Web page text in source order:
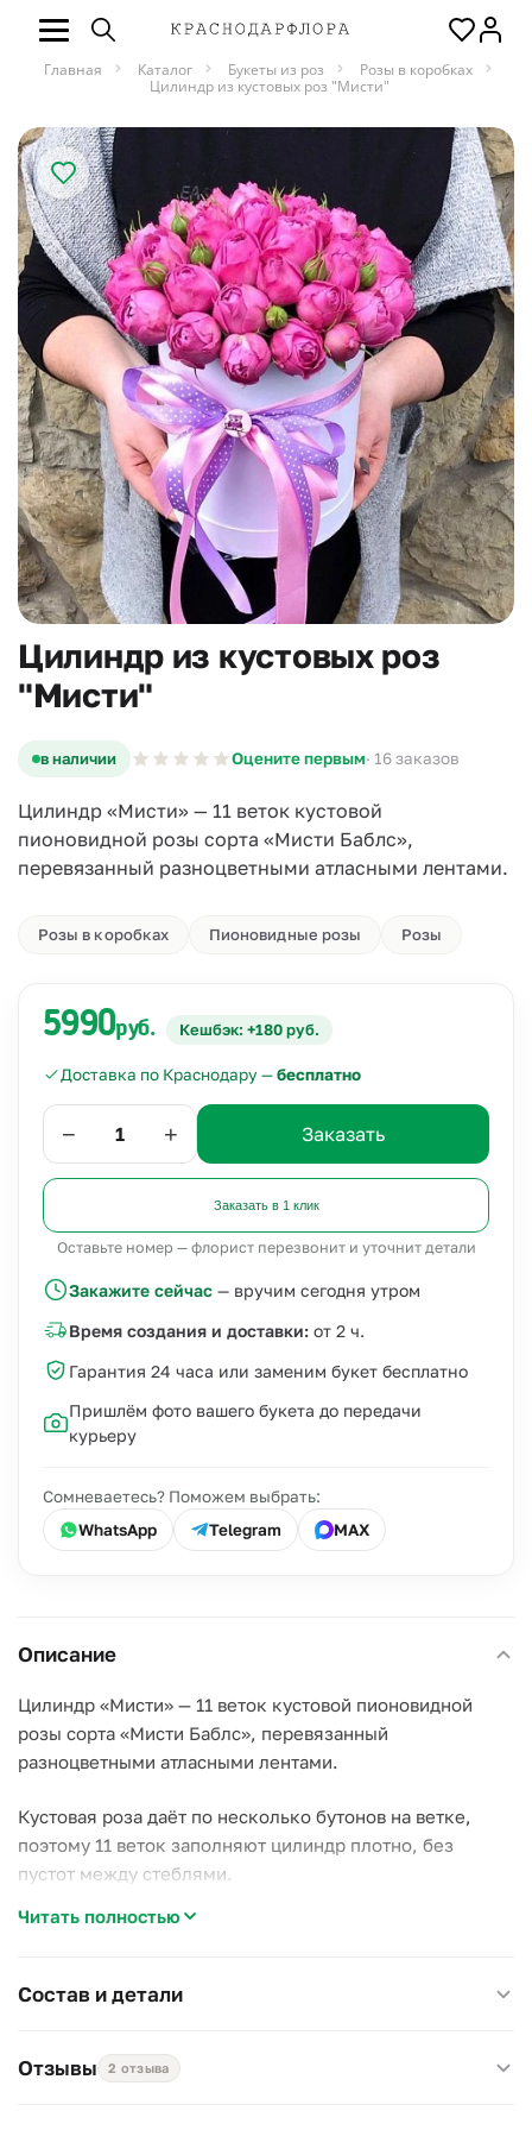
Главная Каталог Букеты из роз
Розы в коробках
Цилиндр из кустовых роз "Мисти"
Цилиндр из кустовых роз
"Мисти"
в наличии Оцените первым· 16 заказов
Цилиндр «Мисти» — 11 веток кустовой
пионовидной розы сорта «Мисти Баблс»,
перевязанный разноцветными атласными лентами.
Розы в коробках Пионовидные розы Розы
5990руб. Кешбэк: +180 руб.
Доставка по Краснодару —бесплатно
− + Заказать
Заказать в 1 клик
Оставьте номер — флорист перезвонит и уточнит детали
Закажите сейчас — вручим сегодня утром
Время создания и доставки: от 2 ч.
Гарантия 24 часа или заменим букет бесплатно
Пришлём фото вашего букета до передачи
курьеру
Сомневаетесь? Поможем выбрать:
WhatsApp
Telegram MAX
Описание
Цилиндр «Мисти» — 11 веток кустовой пионовидной
розы сорта «Мисти Баблс», перевязанный
разноцветными атласными лентами.
Кустовая роза даёт по несколько бутонов на ветке,
поэтому 11 веток заполняют цилиндр плотно, без
пустот между стеблями.
Почему стоит выбрать «Мисти»:
и объёмнее, чем у классической кустовой розы;
–Устойчивый цилиндр
Читать полностью
Состав и детали
Отзывы 2 отзыва